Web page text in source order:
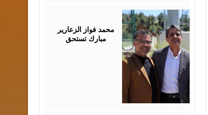
محمد فواز الزعارير
مبارك تستحق